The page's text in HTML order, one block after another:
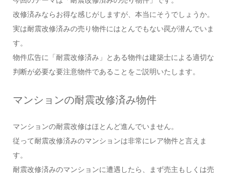
改修済みならお得な感じがしますが、本当にそうでしょうか。
実は耐震改修済みの売り物件にはとんでもない罠が潜んでいま
す。
物件広告に「耐震改修済み」とある物件は建築士による適切な
判断が必要な要注意物件であることをご説明いたします。
マンションの耐震改修済み物件
マンションの耐震改修はほとんど進んでいません。
従って耐震改修済みのマンションは非常にレア物件と言えま
す。
耐震改修済みのマンションに遭遇したら、まず売主もしくは売